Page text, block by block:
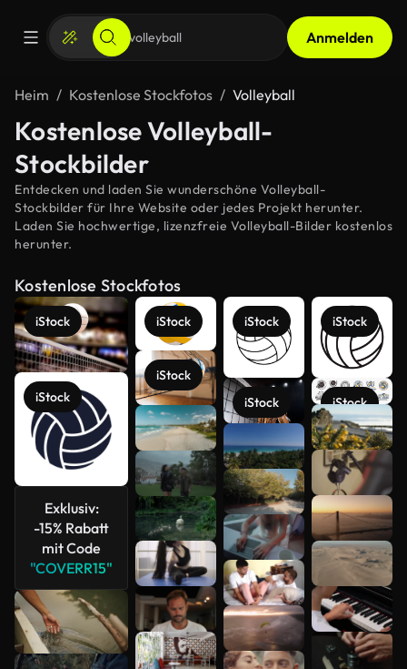
Anmelden
Heim Kostenlose Stockfotos Volleyball
Kostenlose Volleyball-
Stockbilder
Entdecken und laden Sie wunderschöne Volleyball-
Stockbilder für Ihre Website oder jedes Projekt herunter.
Laden Sie hochwertige, lizenzfreie Volleyball-Bilder kostenlos
herunter.
Kostenlose Stockfotos
iStock
iStock
Exklusiv:
-15% Rabatt
mit Code
"COVERR15"
iStock
iStock
iStock
iStock
iStock
iStock
Mehr
anzeigen